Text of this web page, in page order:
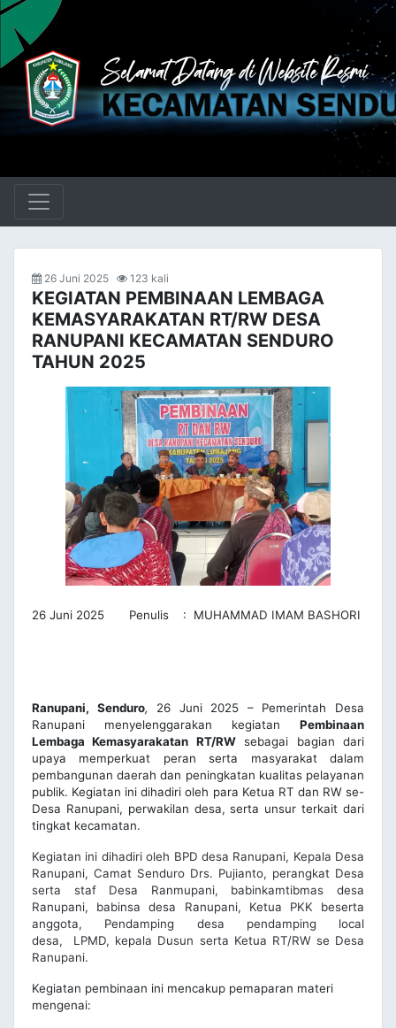
26 Juni 2025 123 kali
KEGIATAN PEMBINAAN LEMBAGA
KEMASYARAKATAN RT/RW DESA
RANUPANI KECAMATAN SENDURO
TAHUN 2025
26 Juni 2025 Penulis : MUHAMMAD IMAM BASHORI
Ranupani, Senduro, 26 Juni 2025 – Pemerintah Desa
Ranupani menyelenggarakan kegiatan Pembinaan
Lembaga Kemasyarakatan RT/RWsebagai bagian dari
upaya memperkuat peran serta masyarakat dalam
pembangunan daerah dan peningkatan kualitas pelayanan
publik. Kegiatan ini dihadiri oleh para Ketua RT dan RW se-
Desa Ranupani, perwakilan desa, serta unsur terkait dari
tingkat kecamatan.
Kegiatan ini dihadiri oleh BPD desa Ranupani, Kepala Desa
Ranupani, Camat Senduro Drs. Pujianto, perangkat Desa
serta staf Desa Ranmupani, babinkamtibmas desa
Ranupani, babinsa desa Ranupani, Ketua PKK beserta
anggota, Pendamping desa pendamping local
desa, LPMD, kepala Dusun serta Ketua RT/RW se Desa
Ranupani.
Kegiatan pembinaan ini mencakup pemaparan materi
mengenai: